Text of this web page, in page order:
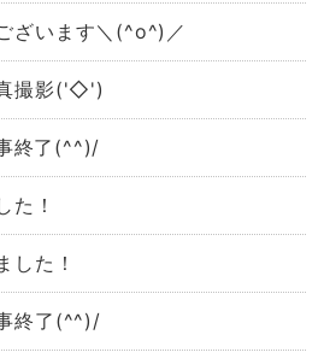
ざいます＼(^o^)／
撮影('◇')ゞ
終了(^^)/
た！
した！
終了(^^)/